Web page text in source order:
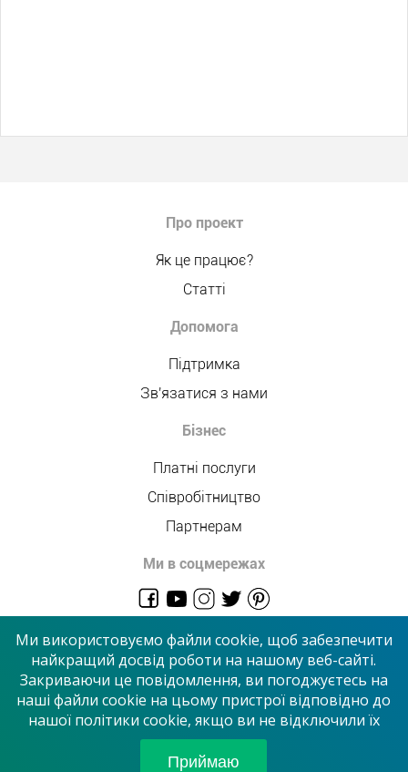
Про проект
Як це працює?
Статті
Допомога
Підтримка
Зв'язатися з нами
Бізнес
Платні послуги
Співробітництво
Партнерам
Ми в соцмережах
© 2026 “Сервісний центр”
Приймаємо до оплати
Ми використовуємо файли cookie, щоб забезпечити
найкращий досвід роботи на нашому веб-сайті.
Закриваючи це повідомлення, ви погоджуєтесь на
наші файли cookie на цьому пристрої відповідно до
нашої політики cookie, якщо ви не відключили їх
Приймаю